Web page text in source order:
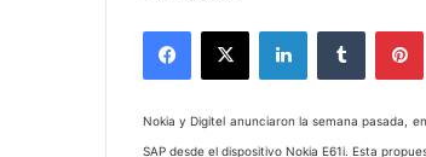
Facebook
X LinkedInTumblr
Nokia y Digitel anunciaron la semana pasada,
SAP desde el dispositivo Nokia E61i. Esta